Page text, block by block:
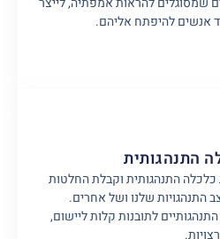
אנשים להיפתח אליהם.
התנהגותית
התנהגותית וקבלת החלטות
שלנו ושל אחרים.
לתובנות קלות ליישום,